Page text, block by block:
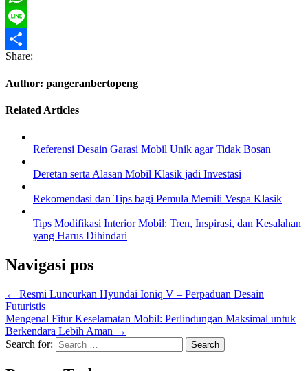
WhatsApp
Line
Share
Share:
Author: pangeranbertopeng
Related Articles
Referensi Desain Garasi Mobil Unik agar Tidak Bosan
Deretan serta Alasan Mobil Klasik jadi Investasi
Rekomendasi dan Tips bagi Pemula Memili Vespa Klasik
Tips Modifikasi Interior Mobil: Tren, Inspirasi, dan Kesalahan
yang Harus Dihindari
Navigasi pos
← Resmi Luncurkan Hyundai Ioniq V – Perpaduan Desain
Futuristis
Mengenal Fitur Keselamatan Mobil: Perlindungan Maksimal untuk
Berkendara Lebih Aman →
Search for: